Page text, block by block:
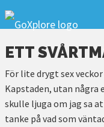
ETT
För lite drygt sex
Kapstaden, utan några
skulle ljuga om jag sa
tanke på vad som